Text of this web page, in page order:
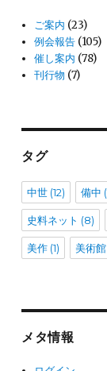
ご案内 (23)
例会報告 (105)
催し案内 (78)
刊行物 (7)
タグ
中世(12) 備中
史料ネット (8)
美作(1) 美術館
メタ情報